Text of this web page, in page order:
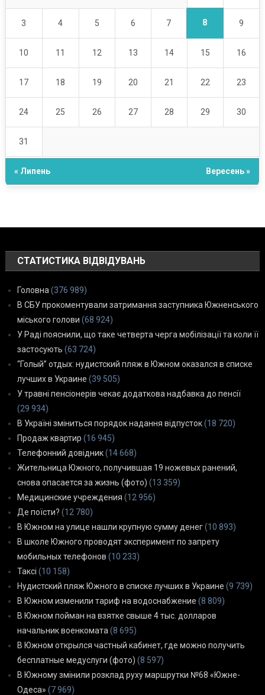
3 4 5 6 7 8 9
10 11 12 13 14 15 16
17 18 19 20 21 22 23
24 25 26 27 28 29 30
31
« Липень Вересень »
СТАТИСТИКА ВІДВІДУВАНЬ
Головна (376 989)
В СБУ прокоментували затримання заступника Южненського
міського голови (68 924)
У Раді пояснили, що таке четверта черга мобілізації та коли її
застосують (63 724)
“Голый” отдых: нудистский пляж в Южном оказался в списке
лучших в Украине (39 505)
У травні пенсіонерів чекає додаткова надбавка до пенсії
(29 934)
В Україні зміниться порядок надання відпусток(18 720)
Продаж квартир (16 945)
Телефонний довідник(14 668)
Жительница Южного, получившая 19 ножевых ранений,
снова опасается за жизнь (фото) (13 359)
Медицинские учреждения (12 956)
Де поїсти? (12 780)
В Южном на улице нашли крупную сумму денег(10 893)
В школе Южного проводят эксперимент по запрету
мобильных телефонов (10 233)
Таксі (10 158)
Нудистский пляж Южного в списке лучших в Украине (9 739)
В Южном изменили тариф на водоснабжение (8 809)
В Южном пойман на взятке свыше 4 тыс. долларов
начальник военкомата (8 695)
В Южном открылся частный кабинет, где можно получить
бесплатные медуслуги (фото) (8 597)
В Южному змінили розклад руху маршрутки №68 «Южне-
Одеса» (7 969)